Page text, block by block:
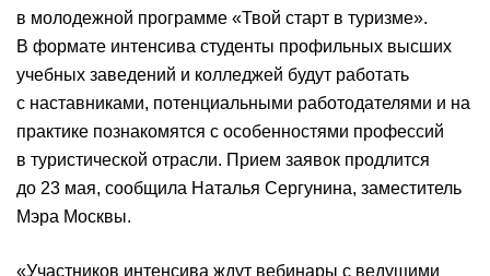
в молодежной программе «Твой старт в туризме».
В формате интенсива студенты профильных высших
учебных заведений и колледжей будут работать
с наставниками, потенциальными работодателями и на
практике познакомятся с особенностями профессий
в туристической отрасли. Прием заявок продлится
до 23 мая, сообщила Наталья Сергунина, заместитель
Мэра Москвы.
«Участников интенсива ждут вебинары с ведущими